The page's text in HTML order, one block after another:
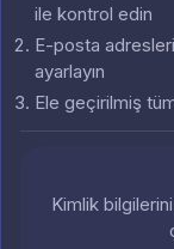
ile kontrol edin
E-posta
ayarlayın
Ele geçirilmiş
Kimlik